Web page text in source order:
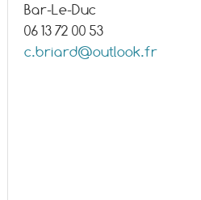
Bar-Le-Duc
06 13 72 00 53
c.briard@outlook.fr